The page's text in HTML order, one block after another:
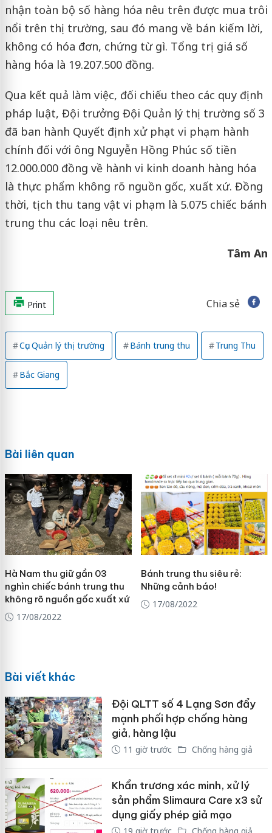
nhận toàn bộ số hàng hóa nêu trên được mua trôi
nổi trên thị trường, sau đó mang về bán kiếm lời,
không có hóa đơn, chứng từ gì. Tổng trị giá số
hàng hóa là 19.207.500 đồng.
Qua kết quả làm việc, đối chiếu theo các quy định
pháp luật, Đội trưởng Đội Quản lý thị trường số 3
đã ban hành Quyết định xử phạt vi phạm hành
chính đối với ông Nguyễn Hồng Phúc số tiền
12.000.000 đồng về hành vi kinh doanh hàng hóa
là thực phẩm không rõ nguồn gốc, xuất xứ. Đồng
thời, tịch thu tang vật vi phạm là 5.075 chiếc bánh
trung thu các loại nêu trên.
Tâm An
Print Chia sẻ
Cục Quản lý thị trường Bánh trung thu Trung Thu
Bắc Giang
Bài liên quan
Hà Nam thu giữ gần 03
nghìn chiếc bánh trung thu
không rõ nguồn gốc xuất xứ
17/08/2022
Bánh trung thu siêu rẻ:
Những cảnh báo!
17/08/2022
Bài viết khác
Đội QLTT số 4 Lạng Sơn đẩy
mạnh phối hợp chống hàng
giả, hàng lậu
11 giờ trước Chống hàng giả
Khẩn trương xác minh, xử lý
sản phẩm Slimaura Care x3 sử
dụng giấy phép giả mạo